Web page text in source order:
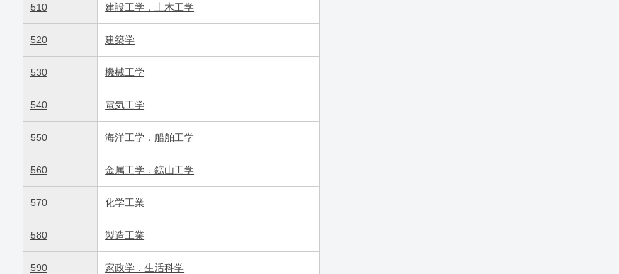
510 建設工学．土木工学
520 建築学
530 機械工学
540 電気工学
550 海洋工学．船舶工学
560 金属工学．鉱山工学
570 化学工業
580 製造工業
590 家政学．生活科学